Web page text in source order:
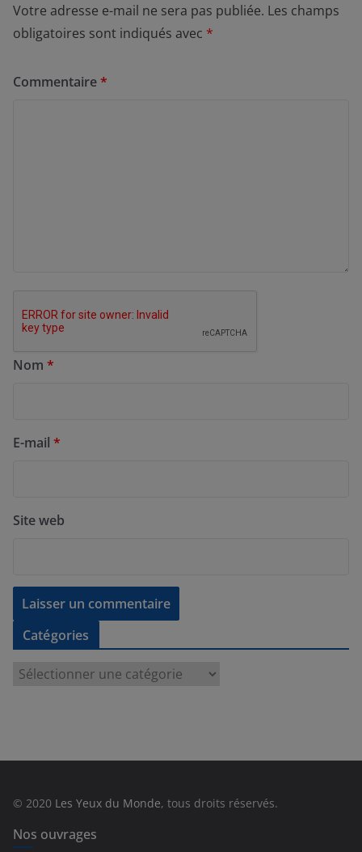
Votre adresse e-mail ne sera pas publiée. Les champs
obligatoires sont indiqués avec *
Commentaire*
Nom *
E-mail *
Site web
Catégories
e
© 2020 Les Yeux du Monde, tous droits réservés.
Nos ouvrages